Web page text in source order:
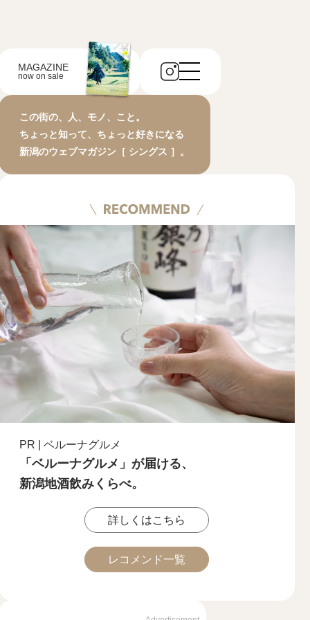
MAGAZINE
now on sale
この街の、人、モノ、こと。
ちょっと知って、ちょっと好きになる
新潟のウェブマガジン［ シングス ］。
PR | ベルーナグルメ
「ベルーナグルメ」が届ける、
新潟地酒飲みくらべ。
詳しくはこちら
レコメンド一覧